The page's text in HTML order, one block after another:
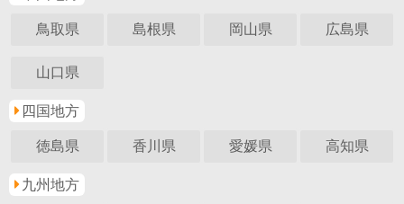
鳥取県 島根県 岡山県 広島県
山口県
四国地方
徳島県 香川県 愛媛県 高知県
九州地方